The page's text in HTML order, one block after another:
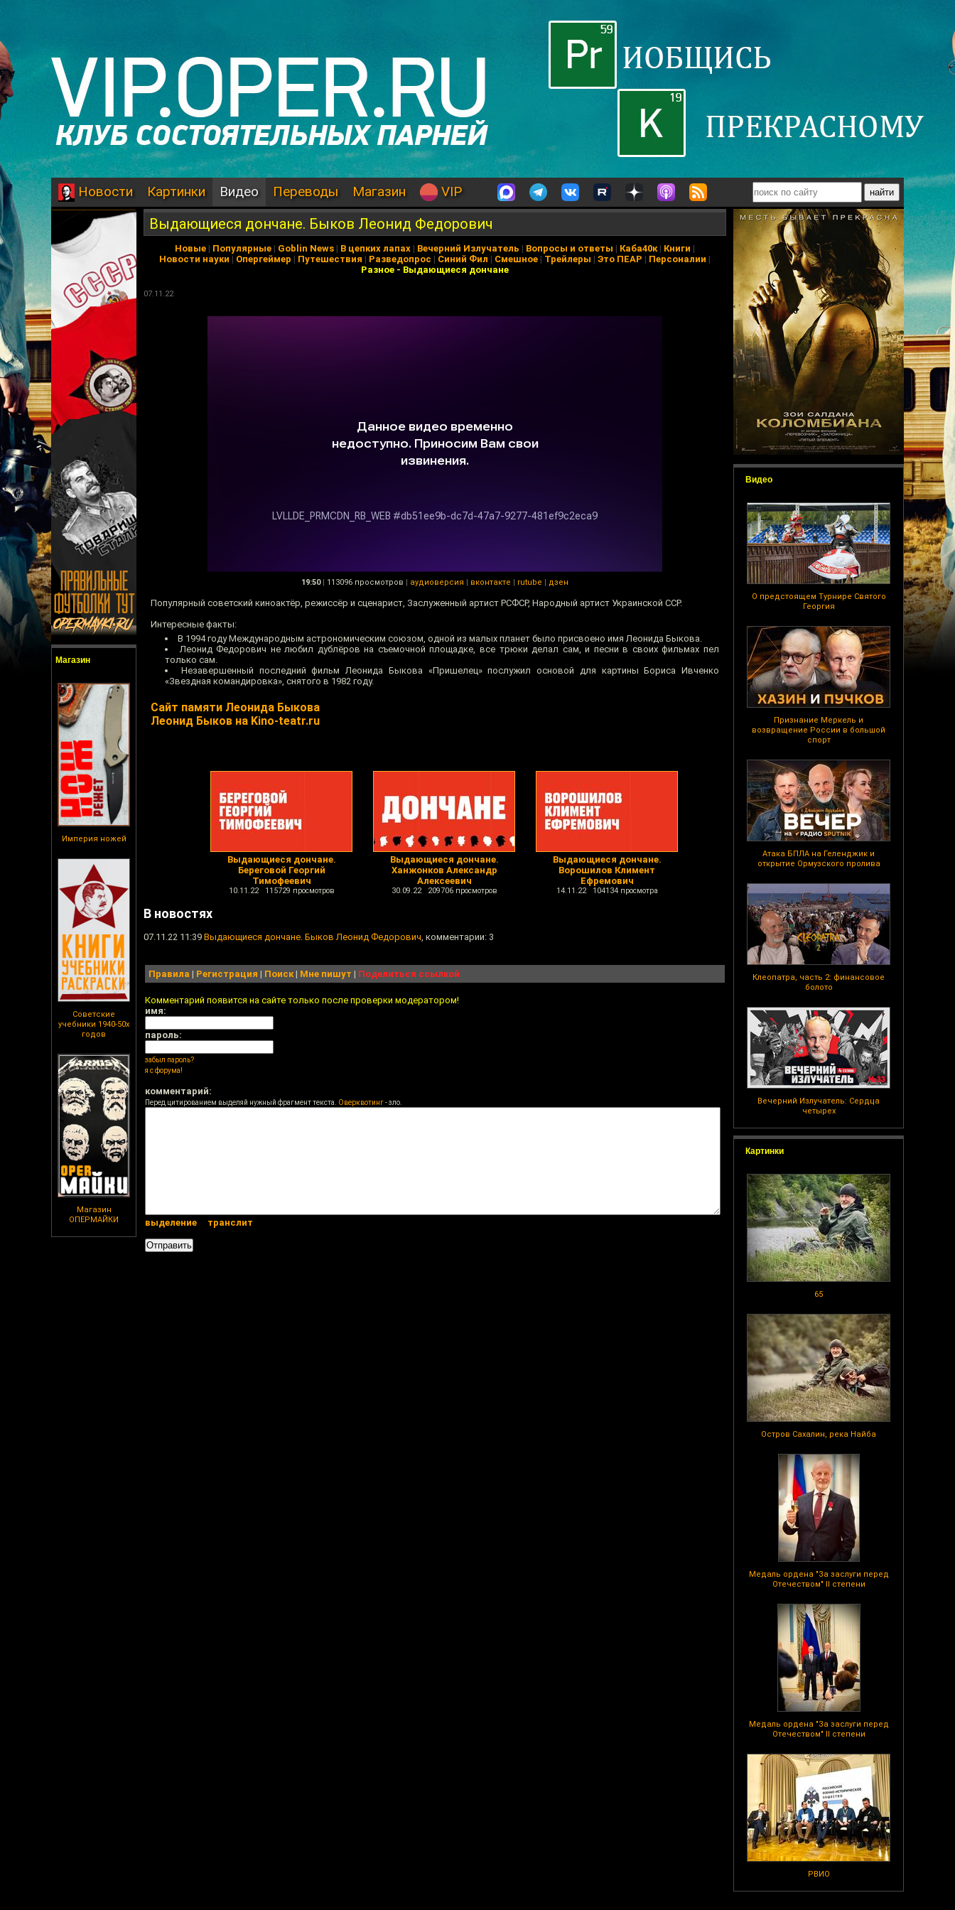
Новости Картинки Видео Переводы Магазин VIP
Магазин
Империя ножей
Советские
учебники 1940-50х
годов
Магазин
ОПЕРМАЙКИ
Видео
О предстоящем Турнире Святого
Георгия
Признание Меркель и
возвращение России в большой
спорт
Атака БПЛА на Геленджик и
открытие Ормузского пролива
Клеопатра, часть 2: финансовое
болото
Вечерний Излучатель: Сердца
четырех
Картинки
65
Остров Сахалин, река Найба
Медаль ордена "За заслуги перед
Отечеством" II степени
Медаль ордена "За заслуги перед
Отечеством" II степени
РВИО
Выдающиеся дончане. Быков Леонид Федорович
Новые | Популярные | Goblin News | В цепких лапах | Вечерний Излучатель | Вопросы и ответы | Каба40к| Книги |
Новости науки | Опергеймер | Путешествия | Разведопрос | Синий Фил | Смешное | Трейлеры | Это ПЕАР | Персоналии |
Разное - Выдающиеся дончане
07.11.22
19:50 | 113096 просмотров | аудиоверсия | вконтакте | rutube | дзен
Популярный советский киноактёр, режиссёр и сценарист, Заслуженный артист РСФСР, Народный артист Украинской ССР.
Интересные факты:
В 1994 году Международным астрономическим союзом, одной из малых планет было присвоено имя Леонида Быкова.
Леонид Федорович не любил дублёров на съемочной площадке, все трюки делал сам, и песни в своих фильмах пел
только сам.
Незавершенный последний фильм Леонида Быкова «Пришелец» послужил основой для картины Бориса Ивченко
«Звездная командировка», снятого в 1982 году.
Сайт памяти Леонида Быкова
Леонид Быков на Kino-teatr.ru
Выдающиеся дончане.
Береговой Георгий
Тимофеевич
10.11.22 115729 просмотров
Выдающиеся дончане.
Ханжонков Александр
Алексеевич
30.09.22 209706 просмотров
Выдающиеся дончане.
Ворошилов Климент
Ефремович
14.11.22 104134 просмотра
В новостях
07.11.22 11:39 Выдающиеся дончане. Быков Леонид Федорович, комментарии: 3
Правила | Регистрация | Поиск| Мне пишут | Поделиться ссылкой
Комментарий появится на сайте только после проверки модератором!
имя:
пароль:
забыл пароль?
я с форума!
комментарий:
Перед цитированием выделяй нужный фрагмент текста. Оверквотинг- зло.
выделение транслит